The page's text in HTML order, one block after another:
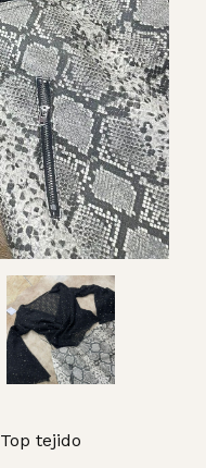
Top tejido